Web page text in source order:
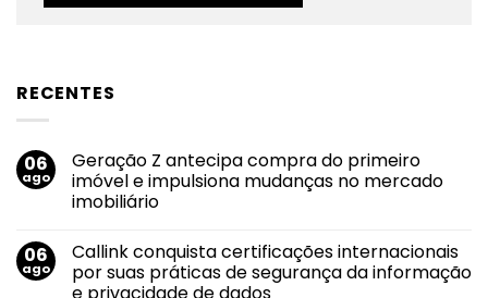
RECENTES
06
ago
Geração Z antecipa compra do primeiro
imóvel e impulsiona mudanças no mercado
imobiliário
em
Geração
Z
antecipa
06
ago
Callink conquista certificações internacionais
por suas práticas de segurança da informação